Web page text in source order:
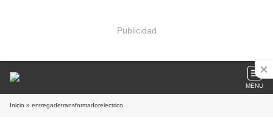
Publicidad
MENU
Inicio » entregadetransformadorelectrico